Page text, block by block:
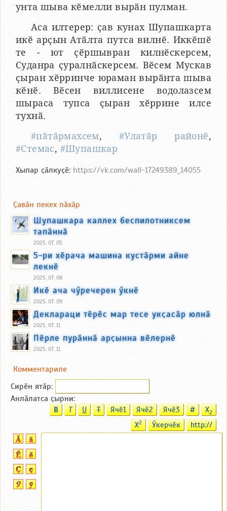
унта шыва кӗмелли вырӑн пулман.
Аса илтерер: ҫав кунах Шупашкарта
икӗ арҫын Атӑлта путса вилнӗ. Иккӗшӗ
те - ют ҫӗршывран килнӗскерсем,
Суданра ҫуралнӑскерсем. Вӗсем Мускав
ҫыран хӗрринче юраман вырӑнта шыва
кӗнӗ. Вӗсен виллисене водолазсем
шыраса тупса ҫыран хӗррине илсе
тухнӑ.
#пӑтӑрмахсем, #Улатӑр районӗ,
#Стемас, #Шупашкар
Хыпар ҫӑлкуҫӗ: https://vk.com/wall-17249389_14055
Ҫавӑн пекех пӑхӑр
Шупашкара каллех беспилотниксем
тапӑннӑ
2025, 07, 05
5-ри хӗрача машина кустӑрми айне
лекнӗ
2025, 07, 08
Икӗ ача чӳречерен ӳкнӗ
2025, 07, 09
Деклараци тӗрӗс мар тесе укҫасӑр юлнӑ
2025, 07, 11
Пӗрле пурӑннӑ арҫынна вӗлернӗ
2025, 07, 11
Комментариле
Сирӗн ятӑp:
Анлӑлатса ҫырни:
B T U T Ячӗ1 Ячӗ2 Ячӗ3 # X2
X2 Ӳкерчӗк http://